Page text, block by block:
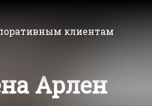
клиентам
Арлен